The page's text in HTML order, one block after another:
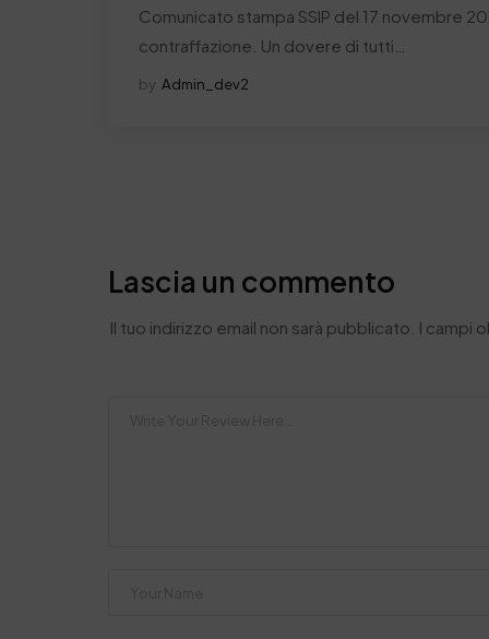
Comunicato stampa SSIP del 17 novembre
contraffazione. Un dovere di tutti…
by Admin_dev2
Lascia un commento
Il tuo indirizzo email non sarà pubblicato. I campi